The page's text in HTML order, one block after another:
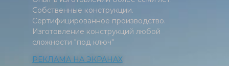
Собственные конструкции.
Сертифицированное производство.
Изготовление конструкций любой
сложности "под ключ"
РЕКЛАМА НА ЭКРАНАХ